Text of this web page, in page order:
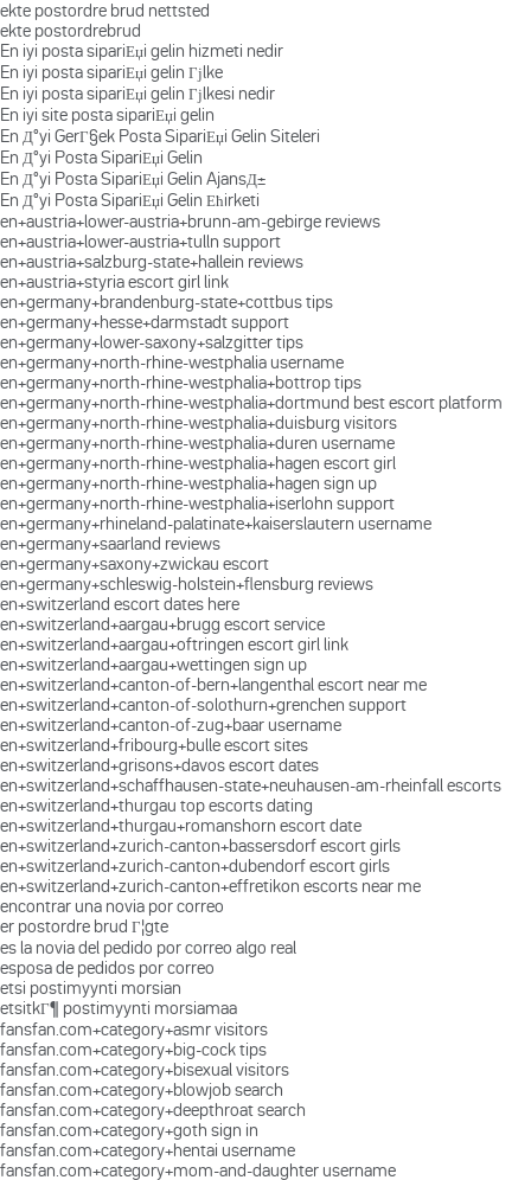
ekte postordre brud nettsted
ekte postordrebrud
En iyi posta sipariЕџi gelin hizmeti nedir
En iyi posta sipariЕџi gelin Гјlke
En iyi posta sipariЕџi gelin Гјlkesi nedir
En iyi site posta sipariЕџi gelin
En Д°yi GerГ§ek Posta SipariЕџi Gelin Siteleri
En Д°yi Posta SipariЕџi Gelin
En Д°yi Posta SipariЕџi Gelin AjansД±
En Д°yi Posta SipariЕџi Gelin Ећirketi
en+austria+lower-austria+brunn-am-gebirge reviews
en+austria+lower-austria+tulln support
en+austria+salzburg-state+hallein reviews
en+austria+styria escort girl link
en+germany+brandenburg-state+cottbus tips
en+germany+hesse+darmstadt support
en+germany+lower-saxony+salzgitter tips
en+germany+north-rhine-westphalia username
en+germany+north-rhine-westphalia+bottrop tips
en+germany+north-rhine-westphalia+dortmund best escort platform
en+germany+north-rhine-westphalia+duisburg visitors
en+germany+north-rhine-westphalia+duren username
en+germany+north-rhine-westphalia+hagen escort girl
en+germany+north-rhine-westphalia+hagen sign up
en+germany+north-rhine-westphalia+iserlohn support
en+germany+rhineland-palatinate+kaiserslautern username
en+germany+saarland reviews
en+germany+saxony+zwickau escort
en+germany+schleswig-holstein+flensburg reviews
en+switzerland escort dates here
en+switzerland+aargau+brugg escort service
en+switzerland+aargau+oftringen escort girl link
en+switzerland+aargau+wettingen sign up
en+switzerland+canton-of-bern+langenthal escort near me
en+switzerland+canton-of-solothurn+grenchen support
en+switzerland+canton-of-zug+baar username
en+switzerland+fribourg+bulle escort sites
en+switzerland+grisons+davos escort dates
en+switzerland+schaffhausen-state+neuhausen-am-rheinfall escorts
en+switzerland+thurgau top escorts dating
en+switzerland+thurgau+romanshorn escort date
en+switzerland+zurich-canton+bassersdorf escort girls
en+switzerland+zurich-canton+dubendorf escort girls
en+switzerland+zurich-canton+effretikon escorts near me
encontrar una novia por correo
er postordre brud Г¦gte
es la novia del pedido por correo algo real
esposa de pedidos por correo
etsi postimyynti morsian
etsitkГ¶ postimyynti morsiamaa
fansfan.com+category+asmr visitors
fansfan.com+category+big-cock tips
fansfan.com+category+bisexual visitors
fansfan.com+category+blowjob search
fansfan.com+category+deepthroat search
fansfan.com+category+goth sign in
fansfan.com+category+hentai username
fansfan.com+category+mom-and-daughter username